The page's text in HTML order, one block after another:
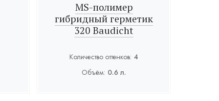
MS-полимер
гибридный герметик
320 Baudicht
Количество оттенков: 4
Объём: 0.6 л.